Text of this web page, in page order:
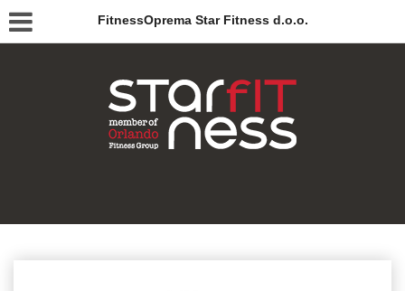
FitnessOprema Star Fitness d.o.o.